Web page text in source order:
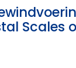
Scales